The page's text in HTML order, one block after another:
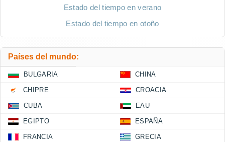
Estado del tiempo en verano
Estado del tiempo en otoño
Países del mundo:
BULGARIA CHINA
CHIPRE CROACIA
CUBA EAU
EGIPTO ESPAÑA
FRANCIA GRECIA